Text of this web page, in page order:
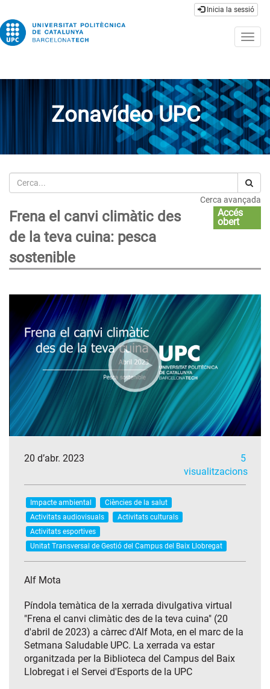
Inicia la sessió
Zonavídeo UPC
Cerca
Cerca avançada
Frena el canvi climàtic des
de la teva cuina: pesca
sostenible
Accés
obert
20 d’abr. 2023
5
visualitzacions
Impacte ambiental
Ciències de la salut
Activitats audiovisuals
Activitats culturals
Activitats esportives
Unitat Transversal de Gestió del Campus del Baix Llobregat
Alf Mota
Píndola temàtica de la xerrada divulgativa virtual
"Frena el canvi climàtic des de la teva cuina" (20
d'abril de 2023) a càrrec d'Alf Mota, en el marc de la
Setmana Saludable UPC. La xerrada va estar
organitzada per la Biblioteca del Campus del Baix
Llobregat i el Servei d'Esports de la UPC